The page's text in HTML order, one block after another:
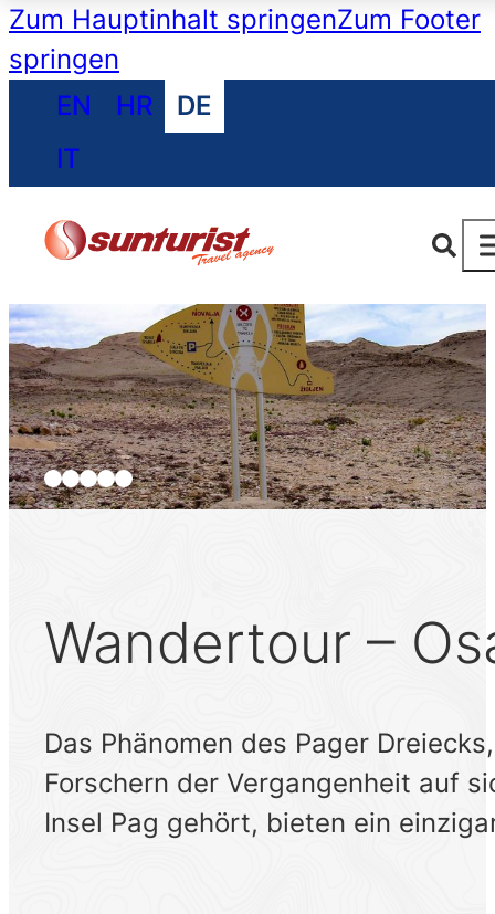
Zum Hauptinhalt springenZum Footer
springen
EN
HR
DE
IT
Wandertour –
Das Phänomen des Pager
Forschern der Vergangenheit auf
Insel Pag gehört, bieten ein